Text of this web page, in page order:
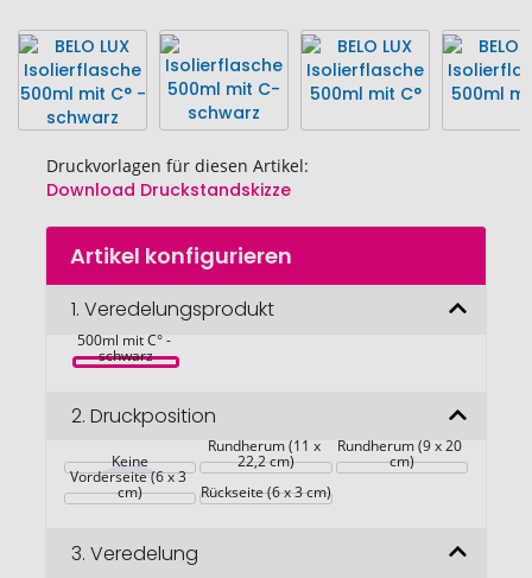
Druckvorlagen für diesen Artikel:
Download Druckstandskizze
Zum
Anfang
Bildgalerie
springen
Artikel konfigurieren
1. Veredelungsprodukt
BELO LUX
500ml mit C° -
schwarz
2. Druckposition
Keine
Rundherum (11 x
22,2 cm)
Rundherum (9 x 20
cm)
Vorderseite (6 x 3
cm) Rückseite (6 x 3 cm)
3. Veredelung